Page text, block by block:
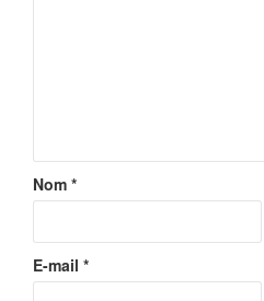
Nom *
E-mail *